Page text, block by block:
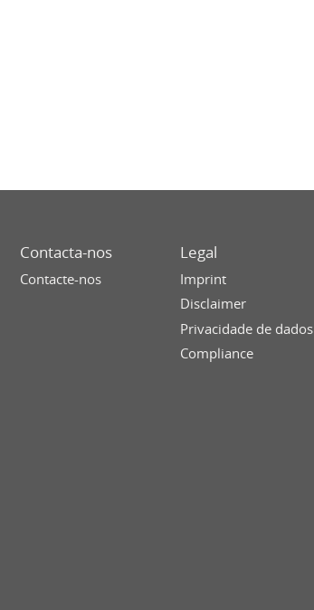
Contacta-nos
Contacte-nos
Legal
Imprint
Disclaimer
Privacidade de dados
Compliance